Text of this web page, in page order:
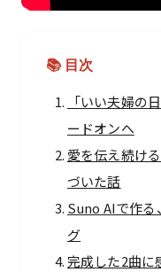
📚 目次
「いい夫婦の
ードオンへ
愛を伝え続け
づいた話
Suno AIで作る
グ
完成した2曲に